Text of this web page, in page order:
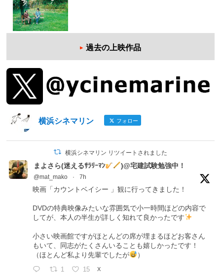
過去の上映作品
横浜シネマリン フォロー
横浜シネマリン リツイートされました
まよさら(迷えるｻﾗﾘｰﾏﾝ )@宅建試験勉強中！
@mat_mako · 7h
映画「カウントベイシー 」観に行ってきました！
DVDの特典映像みたいな雰囲気で小一時間ほどの内容で
してが、本人の半生が詳しく知れて良かったです
小さい映画館ですがほとんどの席が埋まるほどお客さん
もいて、同志がたくさんいることも嬉しかったです！
（ほとんど私より先輩でしたが
）
1 15 X